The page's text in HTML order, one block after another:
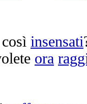
insensati
ora